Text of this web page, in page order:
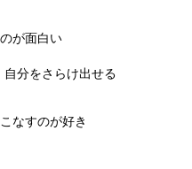
が面白い
自分をさらけ出せる
なすのが好き